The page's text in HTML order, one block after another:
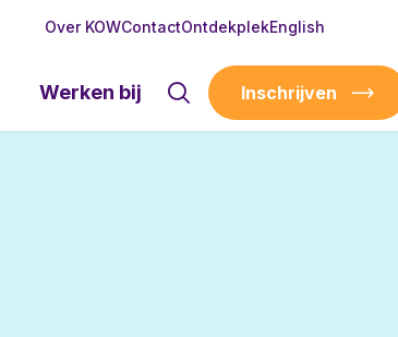
Over KOWContactOntdekplekEnglish
Werken bij Inschrijven